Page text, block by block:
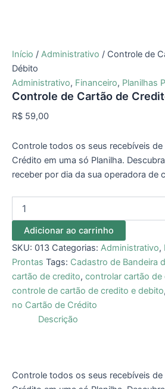
Início / Administrativo / Controle de
Débito
Administrativo, Financeiro, Planilhas
Controle de Cartão de
R$ 59,00
Controle todos os seus recebíveis
Crédito em uma só Planilha.
receber por dia da sua operadora de
Adicionar ao carrinho
SKU: 013 Categorias: Administrativo,
Prontas Tags: Cadastro de Bandeira
cartão de credito, controlar cartão de
controle de cartão de credito e debito,
no Cartão de Crédito
Descrição
Controle todos os seus recebíveis